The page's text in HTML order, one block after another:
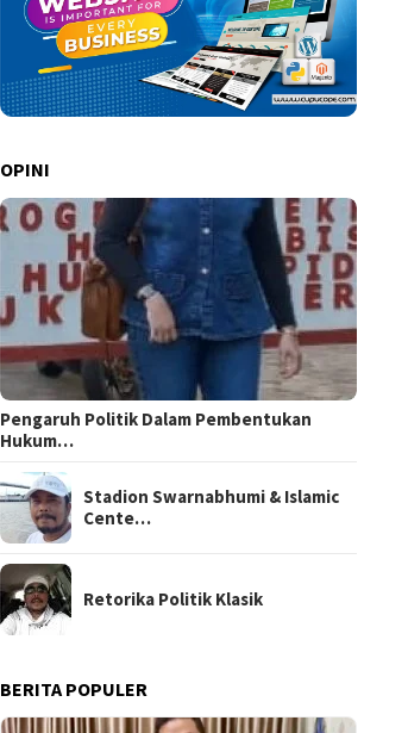
OPINI
Pengaruh Politik Dalam Pembentukan
Hukum…
Stadion Swarnabhumi & Islamic
Cente…
Retorika Politik Klasik
BERITA POPULER